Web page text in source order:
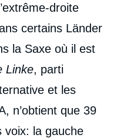
droite
certains Länder
la Saxe où il est
Linke, parti
et les
n’obtient que 39
voix: la gauche